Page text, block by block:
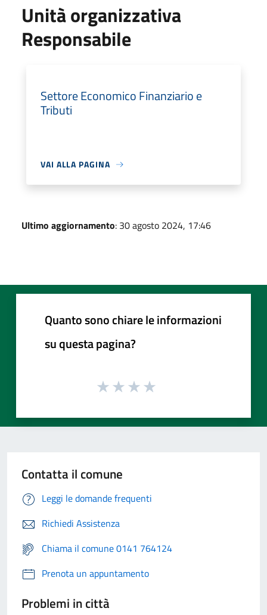
Unità organizzativa
Responsabile
Settore Economico Finanziario e
Tributi
VAI ALLA PAGINA
Ultimo aggiornamento: 30 agosto 2024, 17:46
Quanto sono chiare le informazioni
su questa pagina?
Contatta il comune
Leggi le domande frequenti
Richiedi Assistenza
Chiama il comune 0141 764124
Prenota un appuntamento
Problemi in città